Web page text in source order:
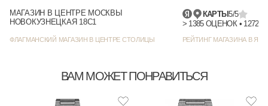
МАГАЗИН В ЦЕНТРЕ МОСКВЫ
НОВОКУЗНЕЦКАЯ 18С1
ФЛАГМАНСКИЙ МАГАЗИН В ЦЕНТРЕ СТОЛИЦЫ
КАРТЫ5/5
РЕЙТИНГ МАГАЗИНА В
ВАМ МОЖЕТ ПОНРАВИТЬСЯ